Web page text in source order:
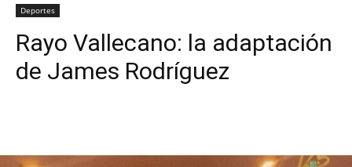
Deportes
Rayo Vallecano: la adaptación
de James Rodríguez